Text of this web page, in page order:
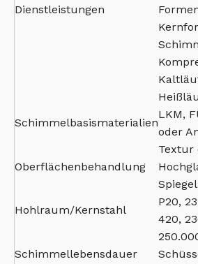
Dienstleistungen
Schimmelbasismaterialien
LKM,
oder
Oberflächenbehandlung
Textur
Hohlraum/Kernstahl
P20,
420,
Schimmellebensdauer